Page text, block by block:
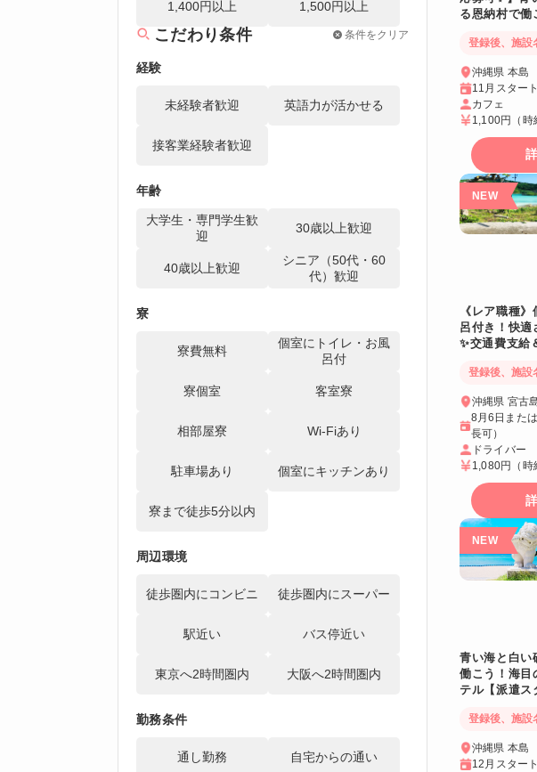
1,400円以上 1,500円以上
こだわり条件 条件をクリア
経験
未経験者歓迎 英語力が活かせる
接客業経験者歓迎
年齢
大学生・専門学生歓
迎
30歳以上歓迎
40歳以上歓迎
シニア（50代・60
代）歓迎
寮
寮費無料
個室にトイレ・お風
呂付
寮個室 客室寮
相部屋寮 Wi-Fiあり
駐車場あり 個室にキッチンあり
寮まで徒歩5分以内
周辺環境
徒歩圏内にコンビニ 徒歩圏内にスーパー
駅近い バス停近い
東京へ2時間圏内 大阪へ2時間圏内
勤務条件
通し勤務 自宅からの通い
る恩納村で働
登録後、施設
沖縄県 本島
11月スター
カフェ
1,100円 （時
《レア職種
呂付き！快適
✨交通費支給
登録後、施設
沖縄県 宮古
8月6日また
長可）
ドライバー
1,080円
（時
青い海と白い
働こう！海目
テル【派遣ス
登録後、施設
沖縄県 本島
12月スター